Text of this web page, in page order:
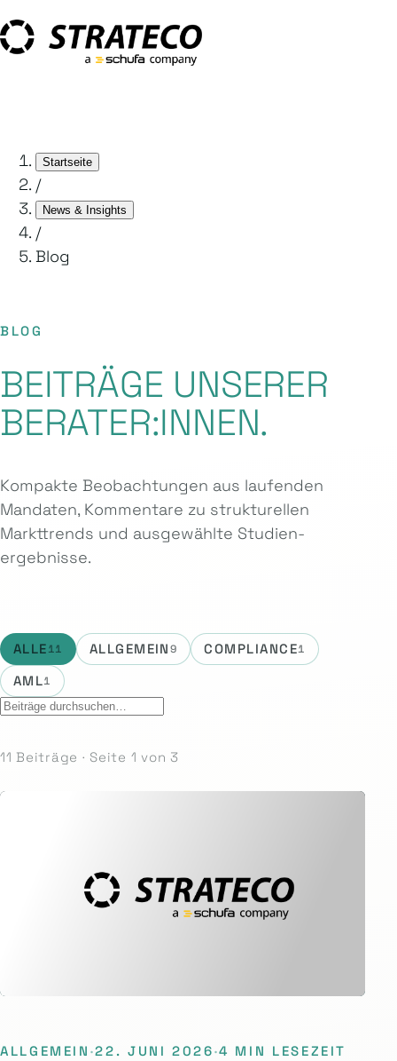
Startseite
/
News & Insights
/
Blog
BLOG
BEITRÄGE UNSERER
BERATER:INNEN.
Kompakte Beobachtungen aus laufenden
Mandaten, Kommentare zu strukturellen
Markttrends und ausgewählte Studien­
ergebnisse.
ALLE11 ALLGEMEIN9 COMPLIANCE1
AML1
11 Beiträge · Seite 1 von 3
ALLGEMEIN ·22. JUNI 2026·4 MIN LESEZEIT